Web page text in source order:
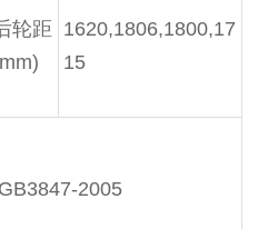
轮距
1620,1806,1800,17
15
2005